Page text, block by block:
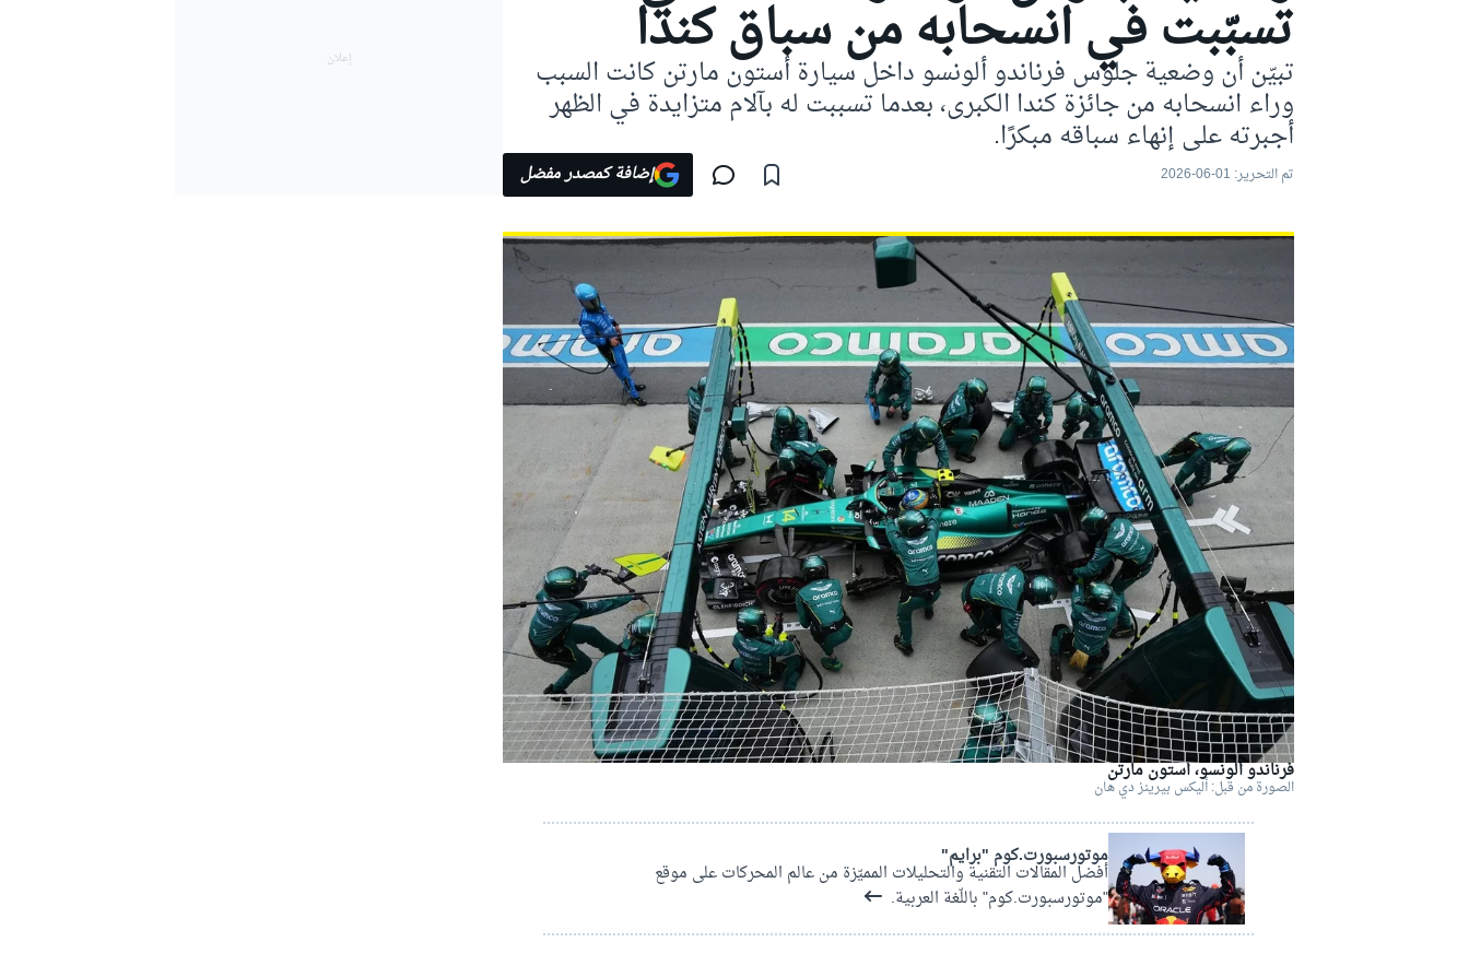
موتو جي بي
فورمولا إي
دبليو آر سي
تسبّبت في انسحابه من سباق كندا
تبيّن أن وضعية جلوس فرناندو ألونسو داخل سيارة أستون مارتن كانت السبب
وراء انسحابه من جائزة كندا الكبرى، بعدما تسببت له بآلام متزايدة في الظهر
أجبرته على إنهاء سباقه مبكرًا.
تم التحرير: 01-06-2026 إضافة كمصدر مفضل
فرناندو ألونسو، أستون مارتن
الصورة من قبل: أليكس بيرينز دي هان
موتورسبورت.كوم "برايم"
أفضل المقالات التقنية والتحليلات المميّزة من عالم المحركات على موقع
"موتورسبورت.كوم" باللّغة العربية.